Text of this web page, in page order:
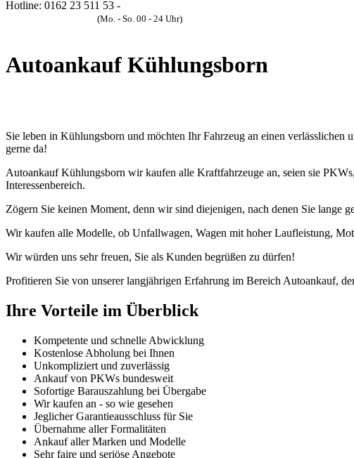
Hotline: 0162 23 511 53 -
(Mo. - So. 00 - 24 Uhr)
Autoankauf Kühlungsborn
Sie leben in Kühlungsborn und möchten Ihr Fahrzeug an einen verlässlichen
gerne da!
Autoankauf Kühlungsborn wir kaufen alle Kraftfahrzeuge an, seien sie
Interessenbereich.
Zögern Sie keinen Moment, denn wir sind diejenigen, nach denen Sie lange
Wir kaufen alle Modelle, ob Unfallwagen, Wagen mit hoher Laufleistung,
Wir würden uns sehr freuen, Sie als Kunden begrüßen zu dürfen!
Profitieren Sie von unserer langjährigen Erfahrung im Bereich Autoankauf,
Ihre Vorteile im Überblick
Kompetente und schnelle Abwicklung
Kostenlose Abholung bei Ihnen
Unkompliziert und zuverlässig
Ankauf von PKWs bundesweit
Sofortige Barauszahlung bei Übergabe
Wir kaufen an - so wie gesehen
Jeglicher Garantieausschluss für Sie
Übernahme aller Formalitäten
Ankauf aller Marken und Modelle
Sehr faire und seriöse Angebote